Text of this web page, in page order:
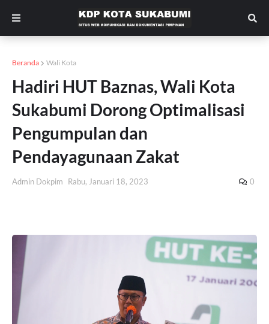
Beranda Wali Kota
Hadiri HUT Baznas, Wali Kota
Sukabumi Dorong Optimalisasi
Pengumpulan dan
Pendayagunaan Zakat
Admin Dokpim Rabu, Januari 18, 2023 0